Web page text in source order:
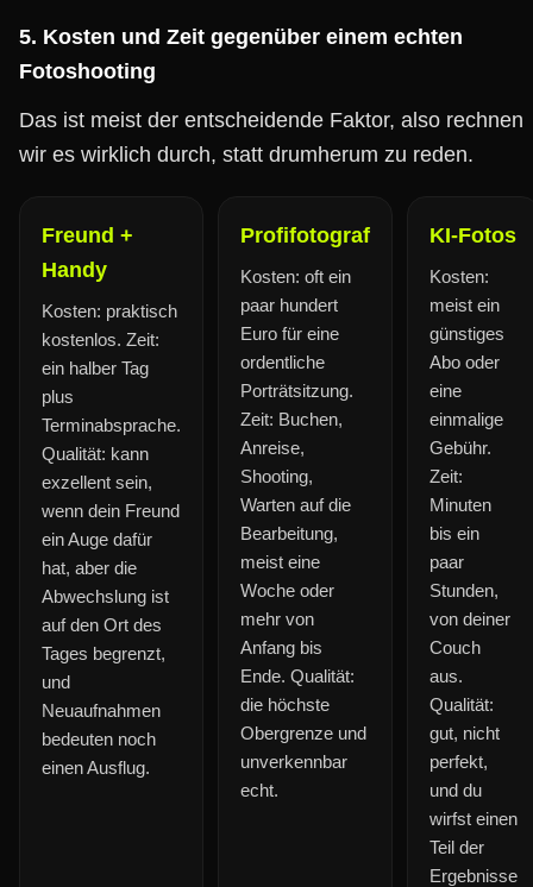
5. Kosten und Zeit gegenüber einem echten
Fotoshooting
Das ist meist der entscheidende Faktor, also rechnen
wir es wirklich durch, statt drumherum zu reden.
Freund +
Handy
Kosten: praktisch
kostenlos. Zeit:
ein halber Tag
plus
Terminabsprache.
Qualität: kann
exzellent sein,
wenn dein Freund
ein Auge dafür
hat, aber die
Abwechslung ist
auf den Ort des
Tages begrenzt,
und
Neuaufnahmen
bedeuten noch
einen Ausflug.
Profifotograf
Kosten: oft ein
paar hundert
Euro für eine
ordentliche
Porträtsitzung.
Zeit: Buchen,
Anreise,
Shooting,
Warten auf die
Bearbeitung,
meist eine
Woche oder
mehr von
Anfang bis
Ende. Qualität:
die höchste
Obergrenze und
unverkennbar
echt.
KI-Fotos
Kosten:
meist ein
günstiges
Abo oder
eine
einmalige
Gebühr.
Zeit:
Minuten
bis ein
paar
Stunden,
von deiner
Couch
aus.
Qualität:
gut, nicht
perfekt,
und du
wirfst einen
Teil der
Ergebnisse